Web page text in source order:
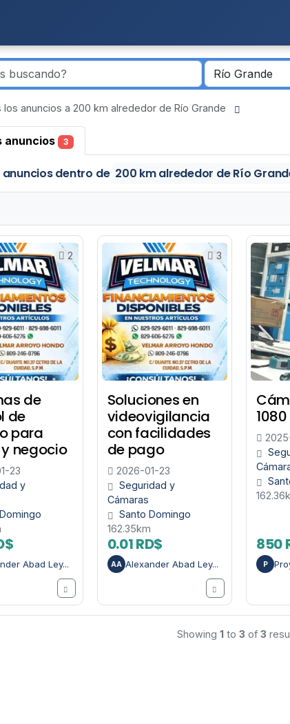
los anuncios a 200 km alrededor de Río Grande
anuncios 3
dentro de 200 km alrededor de Río
2
de
de
para
negocio
23
y
Abad Ley...
3
Soluciones en
videovigilancia
con facilidades
de pago
2026-01-23
Seguridad y
Cámaras
Santo Domingo
162.35km
0.01 RD$
AA Alexander Abad Ley...
850
P
Showing 1 to 3 of 3